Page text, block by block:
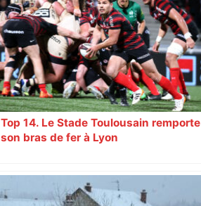
Top 14. Le Stade Toulousain remporte
son bras de fer à Lyon